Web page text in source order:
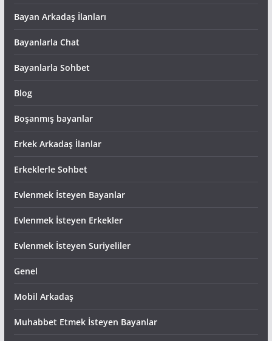
Bayan Arkadaş İlanları
Bayanlarla Chat
Bayanlarla Sohbet
Blog
Boşanmış bayanlar
Erkek Arkadaş İlanlar
Erkeklerle Sohbet
Evlenmek İsteyen Bayanlar
Evlenmek İsteyen Erkekler
Evlenmek İsteyen Suriyeliler
Genel
Mobil Arkadaş
Muhabbet Etmek İsteyen Bayanlar